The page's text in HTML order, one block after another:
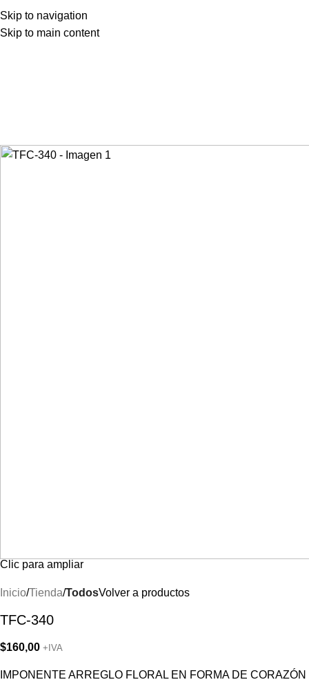
Skip to navigation
Skip to main content
Clic para ampliar
Inicio Tienda TodosVolver a productos
TFC-340
$160,00 +IVA
IMPONENTE ARREGLO FLORAL EN FORMA DE CORAZÓN